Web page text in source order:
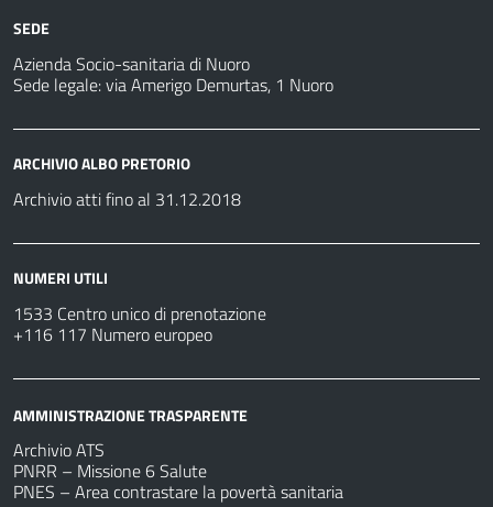
SEDE
Azienda Socio-sanitaria di Nuoro
Sede legale: via Amerigo Demurtas, 1 Nuoro
ARCHIVIO ALBO PRETORIO
Archivio atti fino al 31.12.2018
NUMERI UTILI
1533 Centro unico di prenotazione
+116 117 Numero europeo
AMMINISTRAZIONE TRASPARENTE
Archivio ATS
PNRR – Missione 6 Salute
PNES – Area contrastare la povertà sanitaria